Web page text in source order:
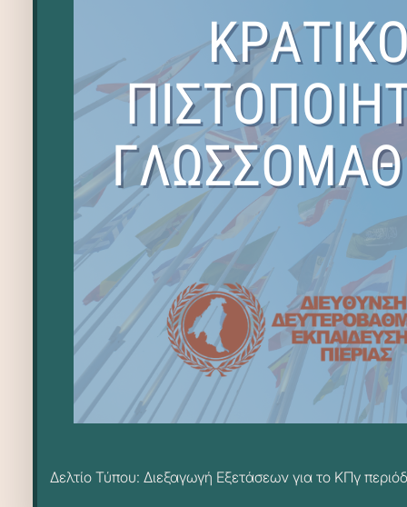
Δελτίο Τύπου: Διεξαγωγή Εξετάσεων για το ΚΠγ